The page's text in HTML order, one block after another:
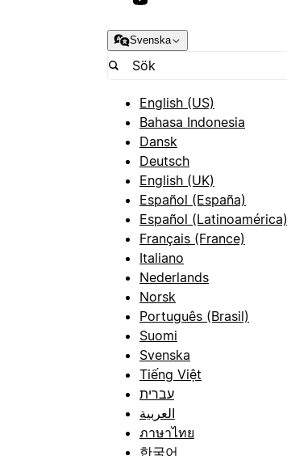
Svenska
English (US)
Bahasa Indonesia
Dansk
Deutsch
English (UK)
Español (España)
Español (Latinoamérica)
Français (France)
Italiano
Nederlands
Norsk
Português (Brasil)
Suomi
Svenska
Tiếng Việt
עברית
العربية
ภาษาไทย
한국어